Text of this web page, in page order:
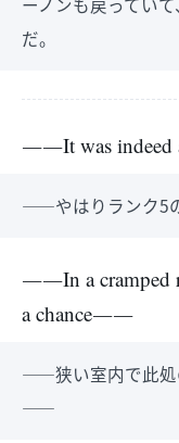
だ。
――It was indeed
――やはりランク5
――In a cramped
a chance――
――狭い室内で此処
――